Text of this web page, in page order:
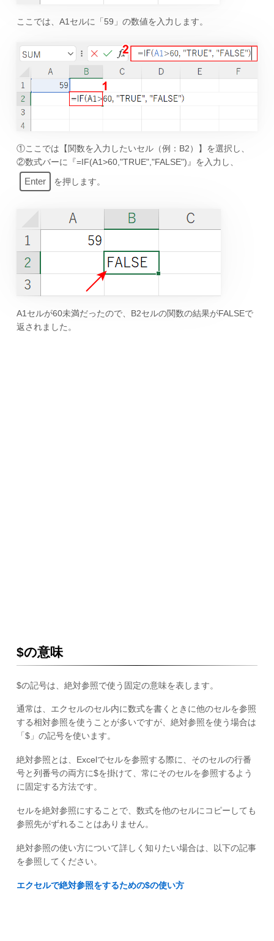
ここでは、A1セルに「59」の数値を入力します。
①ここでは【関数を入力したいセル（例：B2）】を選択し、
②数式バーに『=IF(A1>60,"TRUE","FALSE")』を入力し、
Enter を押します。
A1セルが60未満だったので、B2セルの関数の結果がFALSEで
返されました。
$の意味
$の記号は、絶対参照で使う固定の意味を表します。
通常は、エクセルのセル内に数式を書くときに他のセルを参照
する相対参照を使うことが多いですが、絶対参照を使う場合は
「$」の記号を使います。
絶対参照とは、Excelでセルを参照する際に、そのセルの行番
号と列番号の両方に$を掛けて、常にそのセルを参照するよう
に固定する方法です。
セルを絶対参照にすることで、数式を他のセルにコピーしても
参照先がずれることはありません。
絶対参照の使い方について詳しく知りたい場合は、以下の記事
を参照してください。
エクセルで絶対参照をするための$の使い方